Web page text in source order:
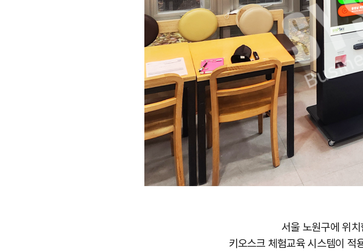
서울 노원구에 위
키오스크 체험교육 시스템이 적